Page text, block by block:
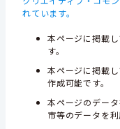
れています。
本ページに掲載
す。
本ページに掲載
作成可能です。
本ページのデー
市等のデータを